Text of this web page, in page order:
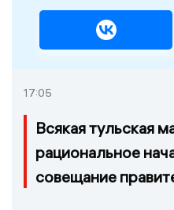
17:05
Всякая тульская
рациональное
совещание